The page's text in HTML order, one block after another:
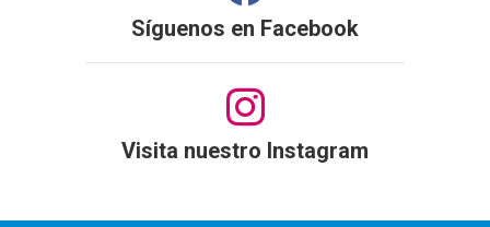
Síguenos en Facebook
Visita nuestro Instagram